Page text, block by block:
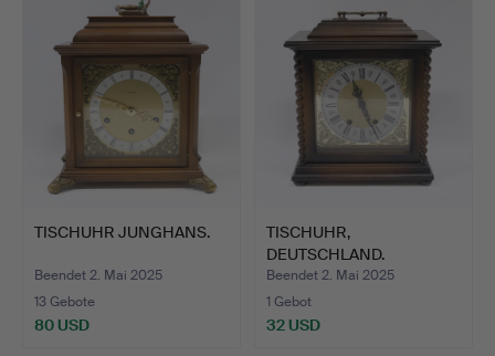
TISCHUHR JUNGHANS.
Beendet 2. Mai 2025
13 Gebote
80 USD
TISCHUHR,
DEUTSCHLAND.
Beendet 2. Mai 2025
1 Gebot
32 USD